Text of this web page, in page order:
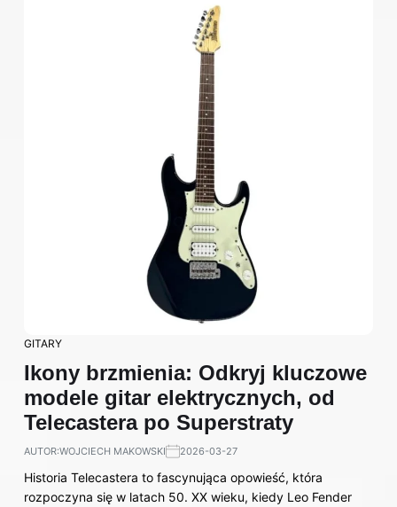
GITARY
Ikony brzmienia: Odkryj kluczowe
modele gitar elektrycznych, od
Telecastera po Superstraty
AUTOR:WOJCIECH MAKOWSKI 2026-03-27
Historia Telecastera to fascynująca opowieść, która
rozpoczyna się w latach 50. XX wieku, kiedy Leo Fender